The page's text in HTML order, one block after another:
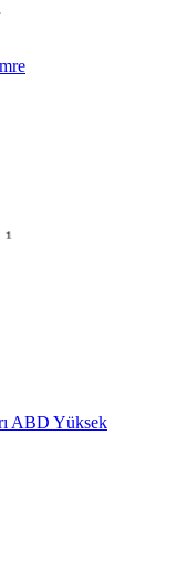
ABD Yüksek